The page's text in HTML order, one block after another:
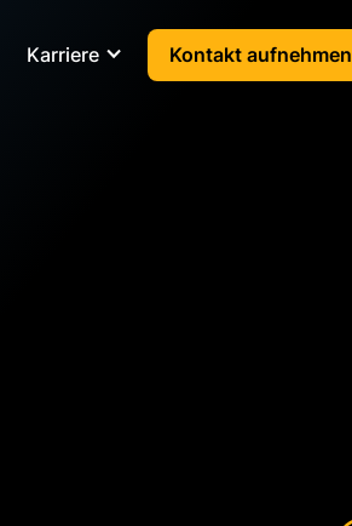
Karriere Kontakt aufnehmen